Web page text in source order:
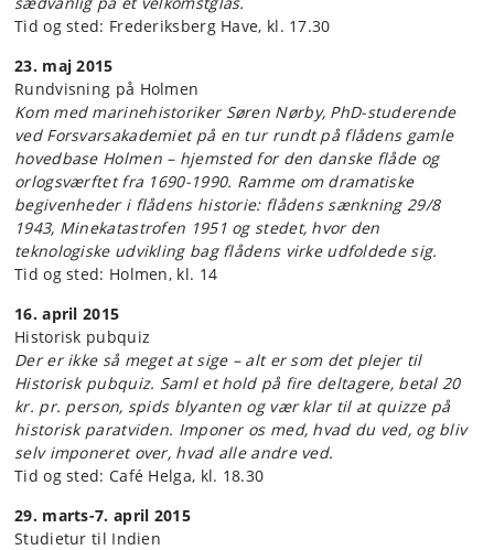
Tid og sted: Frederiksberg Have, kl. 17.30
23. maj 2015
Rundvisning på Holmen
Kom med marinehistoriker Søren Nørby, PhD-studerende
ved Forsvarsakademiet på en tur rundt på flådens gamle
hovedbase Holmen – hjemsted for den danske flåde og
orlogsværftet fra 1690-1990. Ramme om dramatiske
begivenheder i flådens historie: flådens sænkning 29/8
1943, Minekatastrofen 1951 og stedet, hvor den
teknologiske udvikling bag flådens virke udfoldede sig.
Tid og sted: Holmen, kl. 14
16. april 2015
Historisk pubquiz
Der er ikke så meget at sige – alt er som det plejer til
Historisk pubquiz. Saml et hold på fire deltagere, betal 20
kr. pr. person, spids blyanten og vær klar til at quizze på
historisk paratviden. Imponer os med, hvad du ved, og bliv
selv imponeret over, hvad alle andre ved.
Tid og sted: Café Helga, kl. 18.30
29. marts-7. april 2015
Studietur til Indien